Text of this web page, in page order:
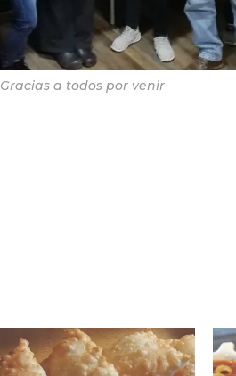
Gracias a todos por venir